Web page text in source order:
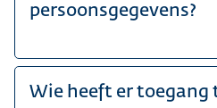
persoonsgegevens?
Wie heeft er toegang